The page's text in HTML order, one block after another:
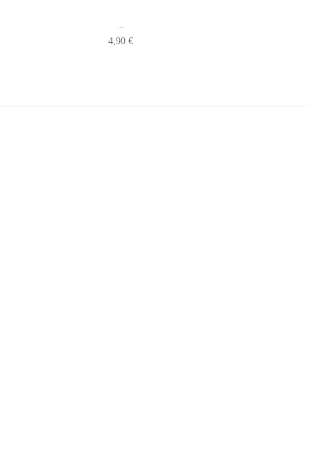
4,90 €